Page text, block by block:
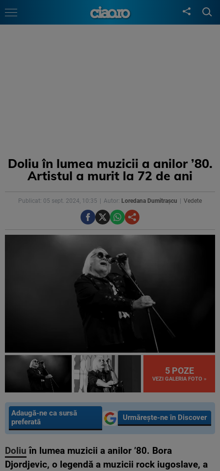
Doliu în lumea muzicii a anilor ’80.
Artistul a murit la 72 de ani
Publicat: 05 sept. 2024, 10:35 Autor: Loredana Dumitrașcu Vedete
5 POZE
VEZI GALERIA FOTO »
Adaugă-ne ca sursă
preferată
Urmărește-ne în Discover
Doliu în lumea muzicii a anilor ’80. Bora
Djordjevic, o legendă a muzicii rock iugoslave, a